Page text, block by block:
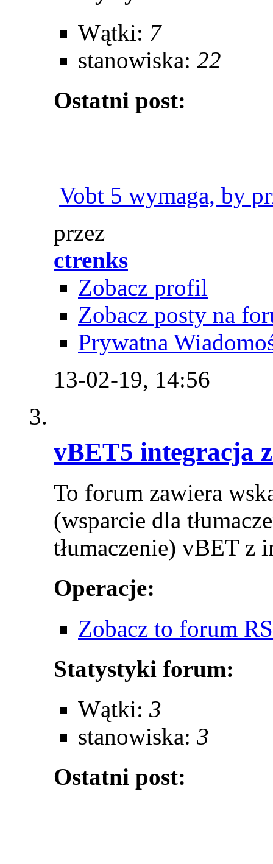
Wątki: 7
stanowiska: 22
Ostatni post:
Vobt 5 wymaga, by
przez
ctrenks
Zobacz profil
Zobacz posty na
Prywatna
13-02-19, 14:56
vBET5 integracja
To forum zawiera
(wsparcie dla
tłumaczenie) vBET
Operacje:
Zobacz to forum
Statystyki forum:
Wątki: 3
stanowiska: 3
Ostatni post: